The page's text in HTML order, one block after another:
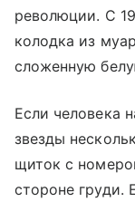
революции. С
колодка из
сложенную
Если человека
звезды
щиток с
стороне груди.